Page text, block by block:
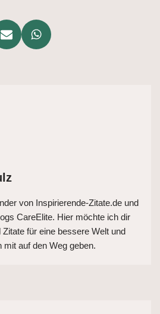
von Inspirierende-Zitate.de und
CareElite. Hier möchte ich dir
für eine bessere Welt und
auf den Weg geben.